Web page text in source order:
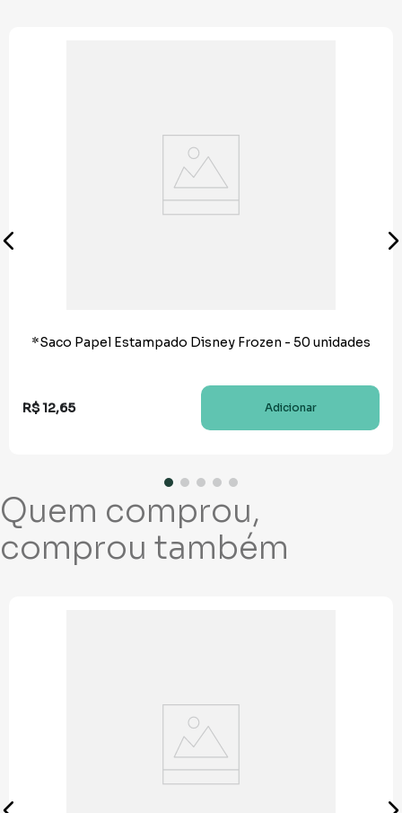
*Saco Papel Estampado Disney Frozen - 50 unidades
R$12,65 Adicionar
Quem comprou,
comprou também